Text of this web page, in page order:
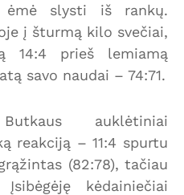
ėmė slysti iš rankų.
į šturmą kilo svečiai,
14:4 prieš lemiamą
savo naudai – 74:71.
auklėtiniai
reakciją – 11:4 spurtu
(82:78), tačiau
kėdainiečiai